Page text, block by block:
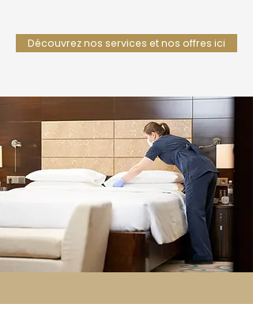
Découvrez nos services et nos offres ici